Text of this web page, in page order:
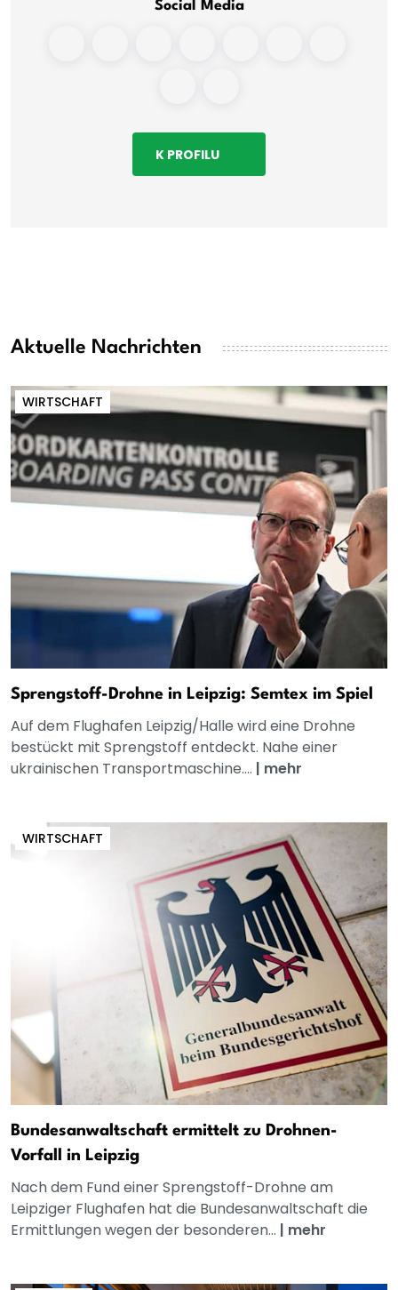
Social Media
K PROFILU
Aktuelle Nachrichten
WIRTSCHAFT
Sprengstoff-Drohne in Leipzig: Semtex im Spiel
Auf dem Flughafen Leipzig/Halle wird eine Drohne
bestückt mit Sprengstoff entdeckt. Nahe einer
ukrainischen Transportmaschine.... | mehr
WIRTSCHAFT
Bundesanwaltschaft ermittelt zu Drohnen-
Vorfall in Leipzig
Nach dem Fund einer Sprengstoff-Drohne am
Leipziger Flughafen hat die Bundesanwaltschaft die
Ermittlungen wegen der besonderen... | mehr